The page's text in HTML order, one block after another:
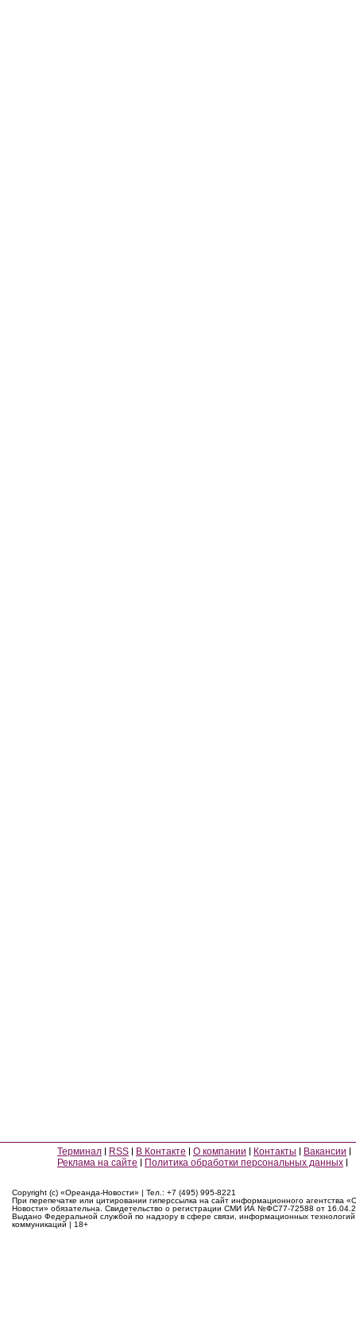
Терминал RSS В Контакте О компании Контакты
Вакансии
Реклама на сайте
Политика обработки персональных данных
Copyright (c) «Ореанда-Новости» | Тел.: +7 (495) 995-8221
При перепечатке или цитировании гиперссылка на сайт информационного агентства
Новости» обязательна. Свидетельство о регистрации СМИ ИА №ФС77-72588 от
Выдано Федеральной службой по надзору в сфере связи, информационных
коммуникаций | 18+